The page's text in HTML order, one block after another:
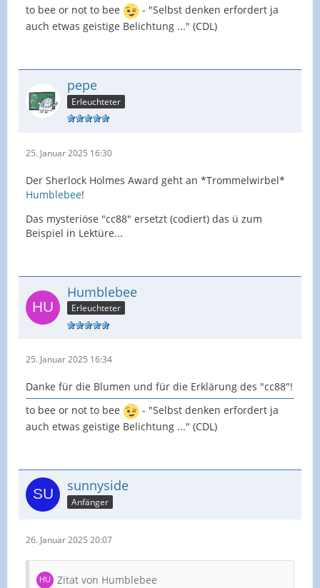
to bee or not to bee
- "Selbst denken erfordert ja
auch etwas geistige Belichtung ..." (CDL)
pepe
Erleuchteter
25. Januar 2025 16:30
Der Sherlock Holmes Award geht an *Trommelwirbel*
Humblebee!
Das mysteriöse "cc88" ersetzt (codiert) das ü zum
Beispiel in Lektüre...
Humblebee
Erleuchteter
25. Januar 2025 16:34
Danke für die Blumen und für die Erklärung des "cc88"!
to bee or not to bee
- "Selbst denken erfordert ja
auch etwas geistige Belichtung ..." (CDL)
sunnyside
Anfänger
26. Januar 2025 20:07
Zitat von Humblebee